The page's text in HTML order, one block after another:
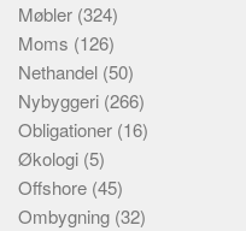
Møbler (324)
Moms (126)
Nethandel (50)
Nybyggeri (266)
Obligationer (16)
Økologi (5)
Offshore (45)
Ombygning (32)